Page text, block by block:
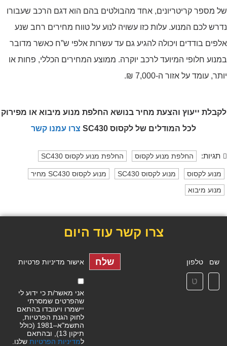
של מספר קריטריונים, אחד מהבולטים בהם הוא דגם הרכב שעבורו
נדרש לכם המנוע. עלות כזו עשויה לנוע על טווח מחירים רחב שנע
אלפים בודדים ויכולה להגיע גם עד עשרות אלפי ש”ח כאשר מדובר
במנוע חלופי המיועד לרכב יוקרה. ממוצע המחירים הכללי, פחות או
יותר, עומד על אזור ה-7,000 ₪.
לקבלת ייעוץ והצעת מחיר בנושא החלפת מנוע מיבוא או מפירוק
לכל המודלים של לקסוס SC430
צרו עמנו קשר
תגיות: החלפת מנוע לקסוס החלפת מנוע לקסוס SC430
מנוע לקסוס מנוע לקסוס SC430
מנוע לקסוס SC430 מחיר
מנוע מיבוא
צרו קשר עוד היום
שם טלפון אישור מדיניות פרטיות
אני מאשר/ת כי ידוע לי
שהפרטים שמסרתי
יישמרו ויעובדו בהתאם
לחוק הגנת הפרטיות,
התשמ"א–1981 (כולל
תיקון 13), ובהתאם
למדיניות הפרטיות שלנו.
שלח